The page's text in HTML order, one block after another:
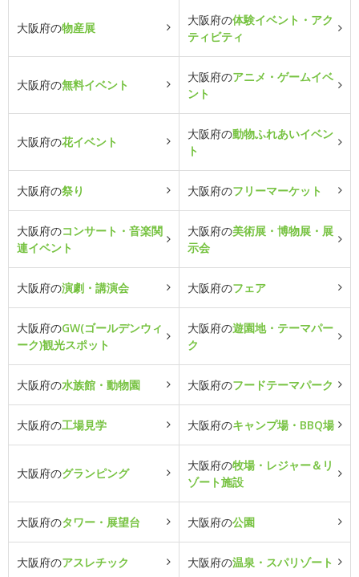
大阪府の物産展
大阪府の体験イベント・アク
ティビティ
大阪府の無料イベント
大阪府のアニメ・ゲームイベ
ント
大阪府の花イベント
大阪府の動物ふれあいイベン
ト
大阪府の祭り 大阪府のフリーマーケット
大阪府のコンサート・音楽関
連イベント
大阪府の美術展・博物展・展
示会
大阪府の演劇・講演会 大阪府のフェア
大阪府のGW(ゴールデンウィ
ーク)観光スポット
大阪府の遊園地・テーマパー
ク
大阪府の水族館・動物園 大阪府のフードテーマパーク
大阪府の工場見学 大阪府のキャンプ場・BBQ場
大阪府のグランピング
大阪府の牧場・レジャー＆リ
ゾート施設
大阪府のタワー・展望台 大阪府の公園
大阪府のアスレチック 大阪府の温泉・スパリゾート